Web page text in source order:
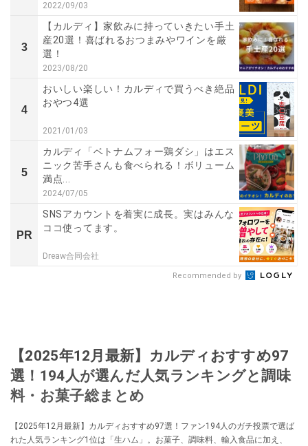
2022/09/03
3
【カルディ】家飲みに持っていきたい手土
産20選！喜ばれるおつまみやワインを厳
選！
2023/08/20
4
おいしい楽しい！カルディで買うべき絶品
おやつ4選
2021/01/03
5
カルディ「ベトナムフォー鶏ダシ」はエス
ニック苦手さんも食べられる！ボリューム
満点...
2024/07/05
PR
SNSアカウントを着実に成長。実はみんな
ココ使ってます。
Dreaw合同会社
Recommended by
【2025年12月最新】カルディおすすめ97
選！194人が選んだ人気ランキングと調味
料・お菓子総まとめ
【2025年12月最新】カルディおすすめ97選！ファン194人のガチ投票で選ば
れた人気ランキング1位は「生ハム」。お菓子、調味料、輸入食品に加え、